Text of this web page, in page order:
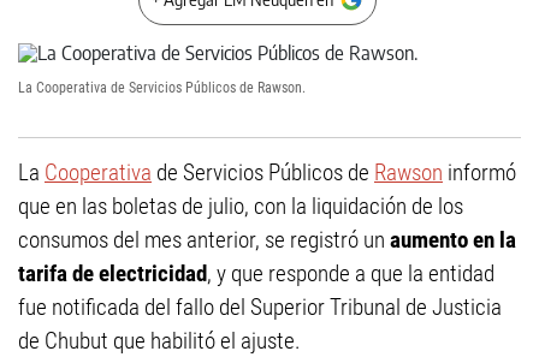
La Cooperativa de Servicios Públicos de Rawson.
La Cooperativa de Servicios Públicos de Rawson informó
que en las boletas de julio, con la liquidación de los
consumos del mes anterior, se registró un aumento en la
tarifa de electricidad, y que responde a que la entidad
fue notificada del fallo del Superior Tribunal de Justicia
de Chubut que habilitó el ajuste.